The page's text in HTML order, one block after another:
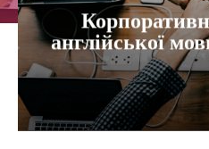
англійської